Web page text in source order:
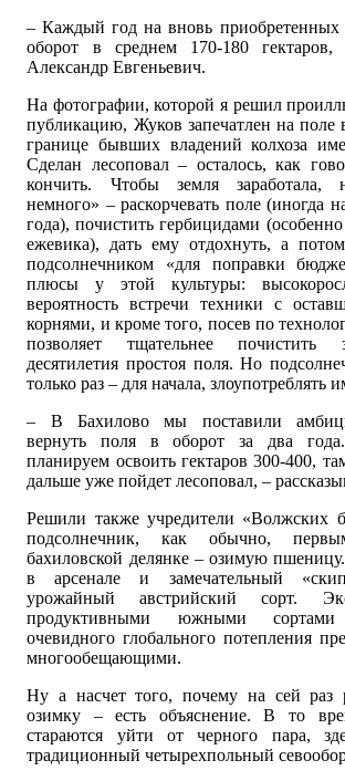
– Каждый год на вновь приобретенных
оборот в среднем 170-180 гектаров,
Александр Евгеньевич.
На фотографии, которой я решил
публикацию, Жуков запечатлен на поле
границе бывших владений колхоза
Сделан лесоповал – осталось, как
кончить. Чтобы земля заработала,
немного» – раскорчевать поле (иногда
года), почистить гербицидами
ежевика), дать ему отдохнуть, а
подсолнечником «для поправки
плюсы у этой культуры:
вероятность встречи техники с
корнями, и кроме того, посев по
позволяет тщательнее почистить
десятилетия простоя поля. Но
только раз – для начала, злоупотреблять
– В Бахилово мы поставили
вернуть поля в оборот за два
планируем освоить гектаров 300-400,
дальше уже пойдет лесоповал, –
Решили также учредители «Волжских
подсолнечник, как обычно,
бахиловской делянке – озимую
в арсенале и замечательный
урожайный австрийский сорт.
продуктивными южными
очевидного глобального потепления
многообещающими.
Ну а насчет того, почему на сей раз
озимку – есть объяснение. В то
стараются уйти от черного пара,
традиционный четырехпольный